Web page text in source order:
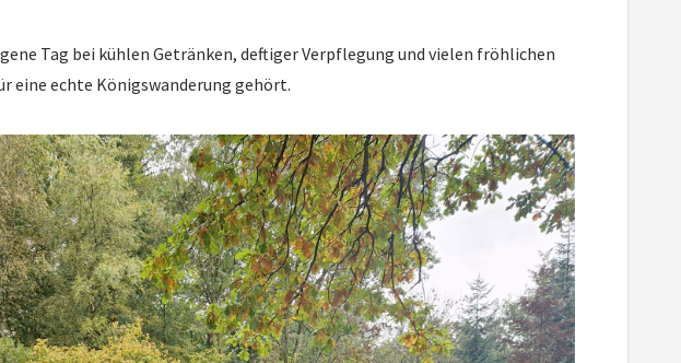
Tag bei kühlen Getränken, deftiger Verpflegung und vielen fröhlichen
eine echte Königswanderung gehört.